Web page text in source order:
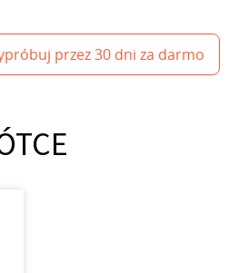
przez 30 dni za darmo